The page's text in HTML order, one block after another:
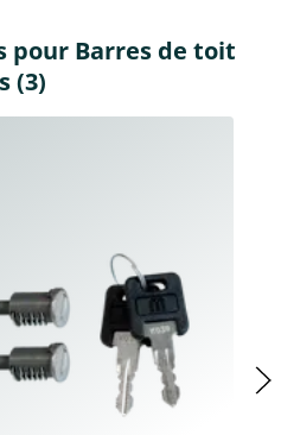
pour Barres de toit
(3)